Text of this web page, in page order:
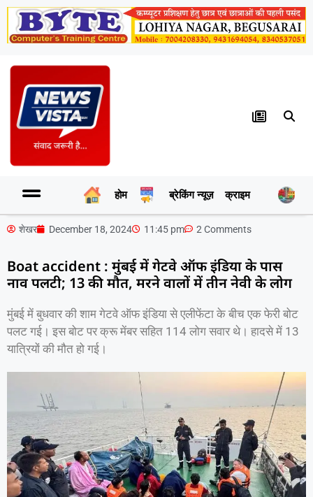
होम ब्रेकिंग न्यूज़ क्राइम
शेखर December 18, 2024 11:45 pm 2 Comments
Boat accident : मुंबई में गेटवे ऑफ इंडिया के पास
नाव पलटी; 13 की मौत, मरने वालों में तीन नेवी के लोग
मुंबई में बुधवार की शाम गेटवे ऑफ इंडिया से एलीफेंटा के बीच एक फेरी बोट
पलट गई। इस बोट पर क्रू मेंबर सहित 114 लोग सवार थे। हादसे में 13
यात्रियों की मौत हो गई।